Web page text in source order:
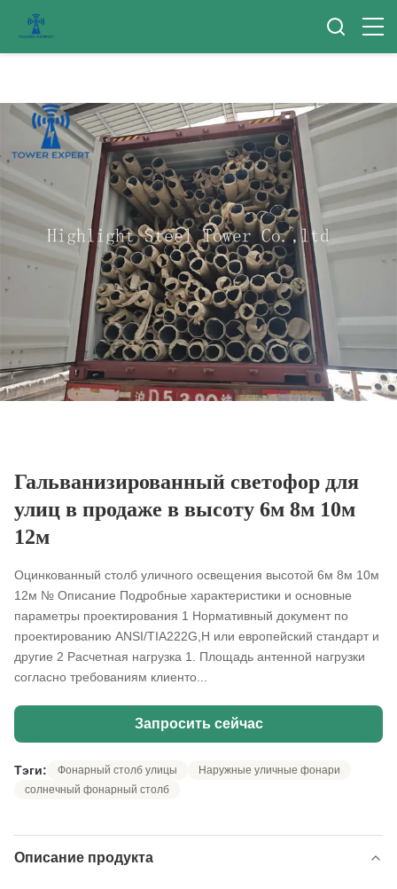
Гальванизированный светофор для
улиц в продаже в высоту 6м 8м 10м
12м
Оцинкованный столб уличного освещения высотой 6м 8м 10м
12м № Описание Подробные характеристики и основные
параметры проектирования 1 Нормативный документ по
проектированию ANSI/TIA222G,H или европейский стандарт и
другие 2 Расчетная нагрузка 1. Площадь антенной нагрузки
согласно требованиям клиенто...
Запросить сейчас
Тэги: Фонарный столб улицы
Наружные уличные фонари
солнечный фонарный столб
Описание продукта